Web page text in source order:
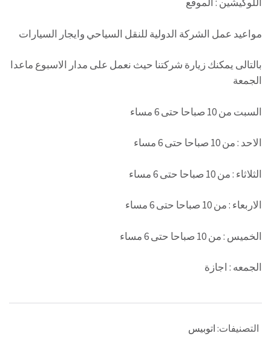
مواعيد عمل الشركة الدولية للنقل السياحي وايجار السيارات
بالتالى يمكنك زيارة شركتنا حيث نعمل على مدار الاسبوع ماعدا
الجمعة
السبت من 10 صباحا حتى 6 مساء
الاحد : من 10 صباحا حتى 6 مساء
الثلاثاء : من 10 صباحا حتى 6 مساء
الاربعاء : من 10 صباحا حتى 6 مساء
الخميس : من 10 صباحا حتى 6 مساء
الجمعه : اجازة
التصنيفات: اتوبيس